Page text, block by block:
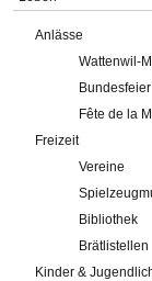
Anlässe
Wattenwil-
Bundesfeier
Fête de la
Freizeit
Vereine
Bibliothek
Brätlistellen
Kinder &